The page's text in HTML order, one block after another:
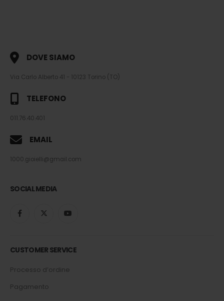
DOVE SIAMO
Via Carlo Alberto 41 - 10123 Torino (TO)
TELEFONO
011.76.40.401
EMAIL
1000.gioielli@gmail.com
SOCIAL MEDIA
CUSTOMER SERVICE
Processo d’ordine
Pagamento